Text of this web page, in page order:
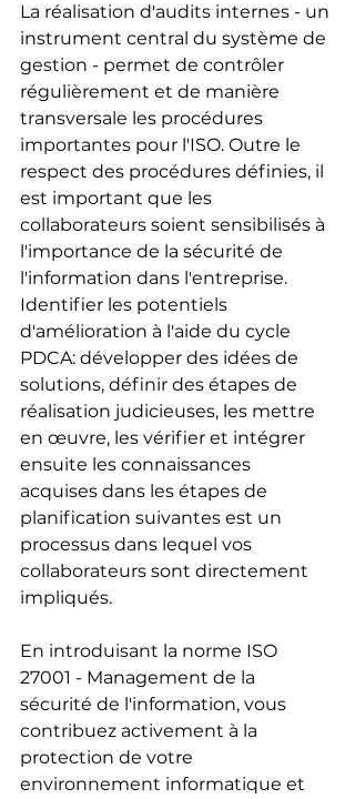
La réalisation d'audits internes - un
instrument central du système de
gestion - permet de contrôler
régulièrement et de manière
transversale les procédures
importantes pour l'ISO. Outre le
respect des procédures définies, il
est important que les
collaborateurs soient sensibilisés à
l'importance de la sécurité de
l'information dans l'entreprise.
Identifier les potentiels
d'amélioration à l'aide du cycle
PDCA: développer des idées de
solutions, définir des étapes de
réalisation judicieuses, les mettre
en œuvre, les vérifier et intégrer
ensuite les connaissances
acquises dans les étapes de
planification suivantes est un
processus dans lequel vos
collaborateurs sont directement
impliqués.
En introduisant la norme ISO
27001 - Management de la
sécurité de l'information, vous
contribuez activement à la
protection de votre
environnement informatique et